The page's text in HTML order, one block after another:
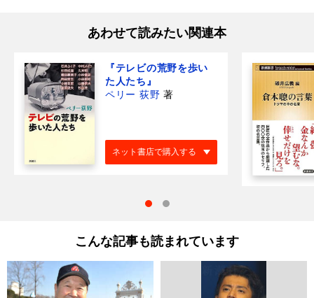
あわせて読みたい関連本
『テレビの荒野を歩い
た人たち』
ペリー 荻野 著
ネット書店で購入する
こんな記事も読まれています